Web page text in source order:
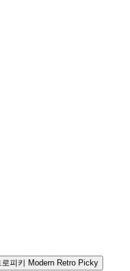
피키 Modern Retro Picky